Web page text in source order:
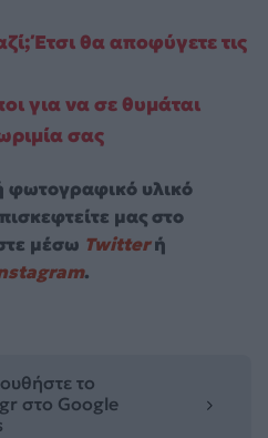
Έτσι θα αποφύγετε τις
για να σε θυμάται
σας
φωτογραφικό υλικό
μας στο
μέσω Twitterή
.
το
στο Google